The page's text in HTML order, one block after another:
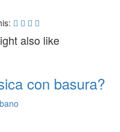
also like
con basura?